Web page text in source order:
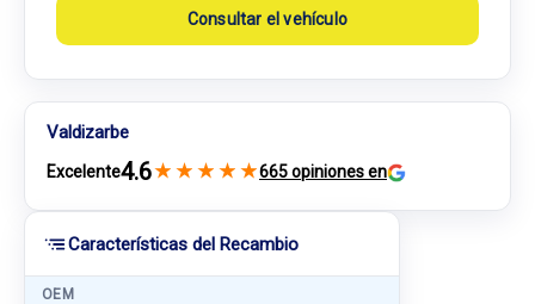
Características del Recambio
OEM
Consultar el vehículo
Valdizarbe
Excelente4.6★ ★ ★ ★ ★665 opiniones en